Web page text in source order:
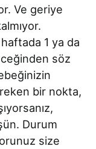
Ve geriye
1 ya da
söz
bir nokta,
Durum
size